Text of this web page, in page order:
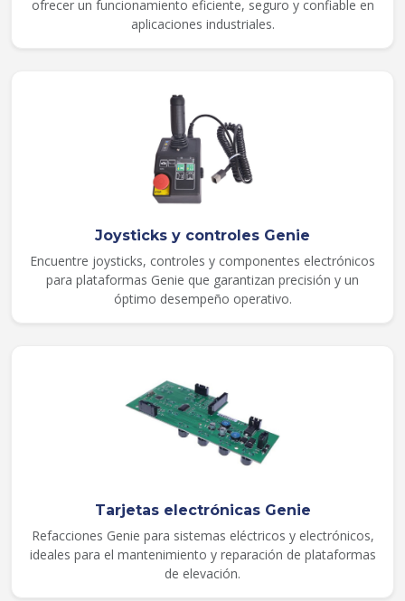
ofrecer un funcionamiento eficiente, seguro y confiable en
aplicaciones industriales.
Joysticks y controles Genie
Encuentre joysticks, controles y componentes electrónicos
para plataformas Genie que garantizan precisión y un
óptimo desempeño operativo.
Tarjetas electrónicas Genie
Refacciones Genie para sistemas eléctricos y electrónicos,
ideales para el mantenimiento y reparación de plataformas
de elevación.